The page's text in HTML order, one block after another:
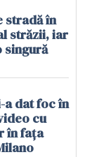
stradă în
străzii, iar
singură
a dat foc în
cu
în fața